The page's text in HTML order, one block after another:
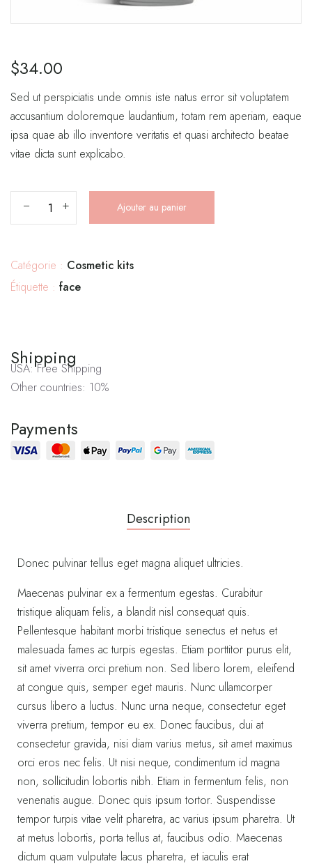
$34.00
Sed ut perspiciatis unde omnis iste natus error sit voluptatem
accusantium doloremque laudantium, totam rem aperiam, eaque
ipsa quae ab illo inventore veritatis et quasi architecto beatae
vitae dicta sunt explicabo.
Ajouter au panier
Catégorie : Cosmetic kits
Étiquette : face
Shipping
USA: Free Shipping
Other countries: 10%
Payments
Description
Donec pulvinar tellus eget magna aliquet ultricies.
Maecenas pulvinar ex a fermentum egestas. Curabitur
tristique aliquam felis, a blandit nisl consequat quis.
Pellentesque habitant morbi tristique senectus et netus et
malesuada fames ac turpis egestas. Etiam porttitor purus elit,
sit amet viverra orci pretium non. Sed libero lorem, eleifend
at congue quis, semper eget mauris. Nunc ullamcorper
cursus libero a luctus. Nunc urna neque, consectetur eget
viverra pretium, tempor eu ex. Donec faucibus, dui at
consectetur gravida, nisi diam varius metus, sit amet maximus
orci eros nec felis. Ut nisi neque, condimentum id magna
non, sollicitudin lobortis nibh. Etiam in fermentum felis, non
venenatis augue. Donec quis ipsum tortor. Suspendisse
tempor turpis vitae velit pharetra, ac varius ipsum pharetra. Ut
at metus lobortis, porta tellus at, faucibus odio. Maecenas
dictum quam vulputate lacus pharetra, et iaculis erat